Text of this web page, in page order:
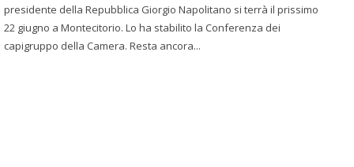
presidente della Repubblica Giorgio Napolitano si terrà il prissimo
22 giugno a Montecitorio. Lo ha stabilito la Conferenza dei
capigruppo della Camera. Resta ancora...